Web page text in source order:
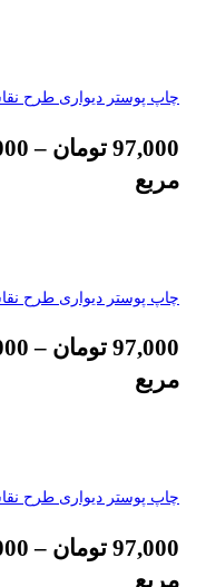
چاپ پوستر دیواری طرح
97,000 تومان –
مربع
چاپ پوستر دیواری طرح
97,000 تومان –
مربع
چاپ پوستر دیواری طرح نقاشی
97,000 تومان –
مربع